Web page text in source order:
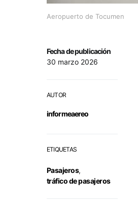
Aeropuerto de Tocumen
Fecha de publicación
30 marzo 2026
AUTOR
informeaereo
ETIQUETAS
Pasajeros,
tráfico de pasajeros